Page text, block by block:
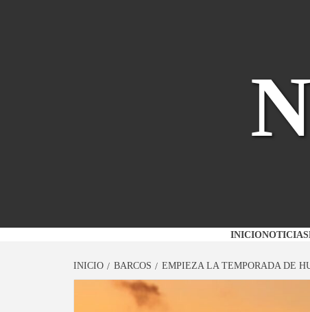
INICIONOTICIAS
INICIO BARCOS EMPIEZA LA TEMPORADA DE